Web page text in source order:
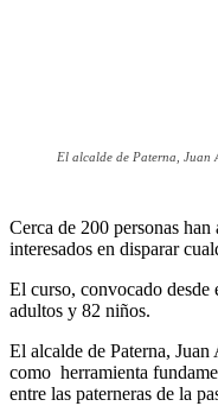
El alcalde de Paterna, Juan
Cerca de 200 personas
interesados en disparar
El curso, convocado
adultos y 82 niños.
El alcalde de Paterna,
como herramienta
entre las paterneras de la